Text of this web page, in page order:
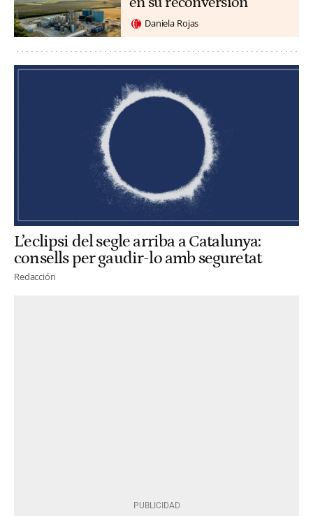
Daniela Rojas
L’eclipsi del segle arriba a Catalunya:
consells per gaudir-lo amb seguretat
Redacción